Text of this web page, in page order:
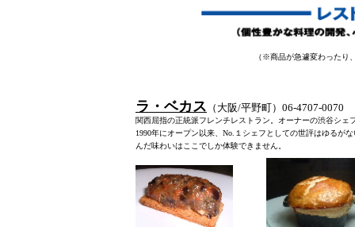
（※商品が急遽変わったり
ラ・ベカス （大阪/平野町）06-4707-
関西屈指の正統派フレンチレストラン。オーナーの渋谷シ
1990年にオープン以来、No.１シェフとしての世評はゆるが
んだ味わいはここでしか体験できません。